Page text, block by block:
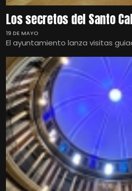
Los secretos del Santo
19 DE MAYO
El ayuntamiento lanza visitas